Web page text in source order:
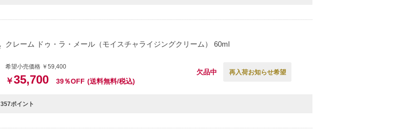
クレーム ドゥ・ラ・メール（モイスチャライジングクリーム） 60ml
希望小売価格 ￥59,400
￥35,700 39％OFF (送料無料/税込)
欠品中 再入荷お知らせ希望
357ポイント